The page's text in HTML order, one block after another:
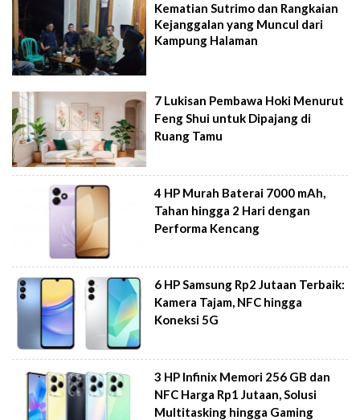
Kematian Sutrimo dan Rangkaian
Kejanggalan yang Muncul dari
Kampung Halaman
7 Lukisan Pembawa Hoki Menurut
Feng Shui untuk Dipajang di
Ruang Tamu
4 HP Murah Baterai 7000 mAh,
Tahan hingga 2 Hari dengan
Performa Kencang
6 HP Samsung Rp2 Jutaan Terbaik:
Kamera Tajam, NFC hingga
Koneksi 5G
3 HP Infinix Memori 256 GB dan
NFC Harga Rp1 Jutaan, Solusi
Multitasking hingga Gaming